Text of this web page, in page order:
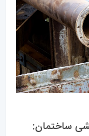
ساختمان: